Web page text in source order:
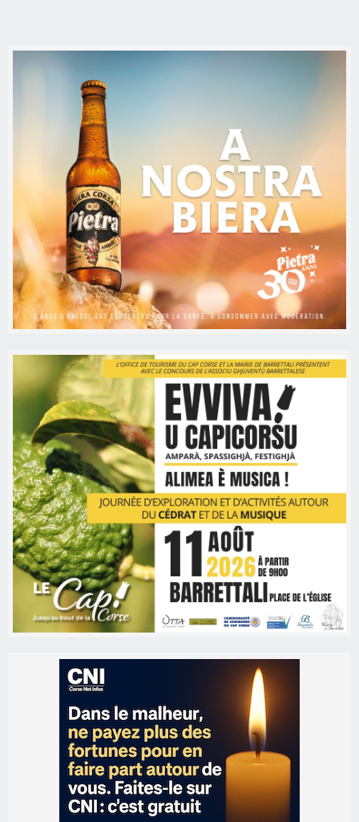
Les brèves
05/08/2026 09:53
Biguglia : messe de la Sainte-Marie et
procession le 14 août
31/07/2026 08:24